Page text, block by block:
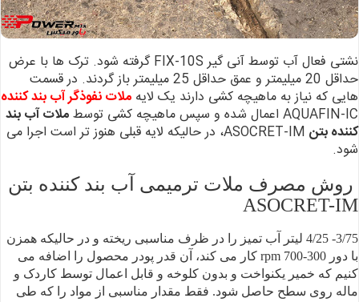
نشتی فعال آب توسط آنی گیر FIX-10S گرفته شود. ترک ها با عرض
حداقل 20 میلیمتر
و عمق حداقل 25 میلیمتر باز گردند.
در قسمت
هایی که نیازبه ماهیچه کشی دارند یک لایه ملات نفوذگر آب بند کننده
AQUAFIN-IC اعمال شده و
سپس ماهیچه کشی توسطملات آب بند
کننده بتن
لایه قبلی هنوز تر است اجرا می
شود.
روش مصرف ملات ترمیمی آب بند کننده بتن
ASOCRET-IM
3/75- 4/25 لیتر آب تمیز
را در ظرف مناسبی ریخته و در حالیکه همزن
با دور rpm 700-300 کار می کند،
آن قدر پودر محصول را اضافه می
کنیم که خمیر یکنواخت و بدون کلوخه و قابل اعمال توسط کاردک و
ماله روی سطح حاصل شود. فقط مقدار مناسبی از مواد را که طی